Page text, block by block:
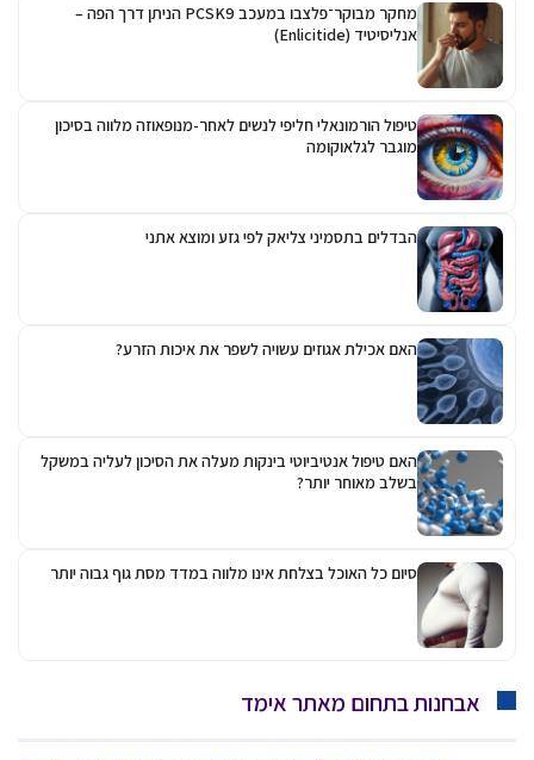
מחקר מבוקר־פלצבו במעכב PCSK9 הניתן דרך הפה –
אנליסיטיד (Enlicitide)
טיפול הורמונאלי חליפי לנשים לאחר-מנופאוזה מלווה בסיכון
מוגבר לגלאוקומה
הבדלים בתסמיני צליאק לפי גזע ומוצא אתני
האם אכילת אגוזים עשויה לשפר את איכות הזרע?
האם טיפול אנטיביוטי בינקות מעלה את הסיכון לעליה במשקל
בשלב מאוחר יותר?
סיום כל האוכל בצלחת אינו מלווה במדד מסת גוף גבוה יותר
אבחנות בתחום מאתר אימד